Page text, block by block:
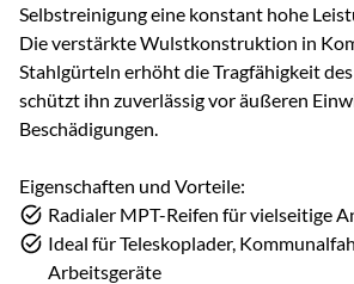
Selbstreinigung eine konstant hohe
Die verstärkte Wulstkonstruktion in
Stahlgürteln erhöht die Tragfähigkeit
schützt ihn zuverlässig vor äußeren
Beschädigungen.
Eigenschaften und Vorteile:
Radialer MPT-Reifen für vielseitige
Ideal für Teleskoplader,
Arbeitsgeräte